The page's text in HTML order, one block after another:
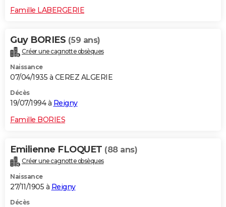
Famille LABERGERIE
Guy BORIES (59 ans)
Créer une cagnotte obsèques
Naissance
07/04/1935 à CEREZ ALGERIE
Décès
19/07/1994 à Reigny
Famille BORIES
Emilienne FLOQUET (88 ans)
Créer une cagnotte obsèques
Naissance
27/11/1905 à Reigny
Décès